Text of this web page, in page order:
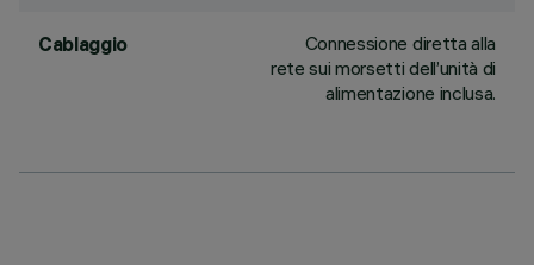
Cablaggio
Connessione diretta alla
rete sui morsetti dell’unità di
alimentazione inclusa.